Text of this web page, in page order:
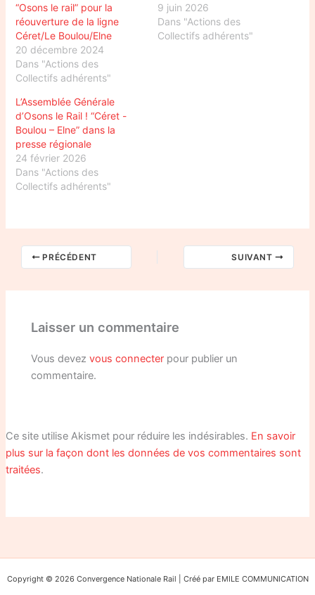
“Osons le rail” pour la
réouverture de la ligne
Céret/Le Boulou/Elne
20 décembre 2024
Dans "Actions des
Collectifs adhérents"
9 juin 2026
Dans "Actions des
Collectifs adhérents"
L’Assemblée Générale
d’Osons le Rail ! “Céret -
Boulou – Elne” dans la
presse régionale
24 février 2026
Dans "Actions des
Collectifs adhérents"
PRÉCÉDENT SUIVANT
Laisser un commentaire
Vous devezvous connecter pour publier un
commentaire.
Ce site utilise Akismet pour réduire les indésirables. En savoir
plus sur la façon dont les données de vos commentaires sont
traitées.
Copyright © 2026 Convergence Nationale Rail | Créé par EMILE COMMUNICATION